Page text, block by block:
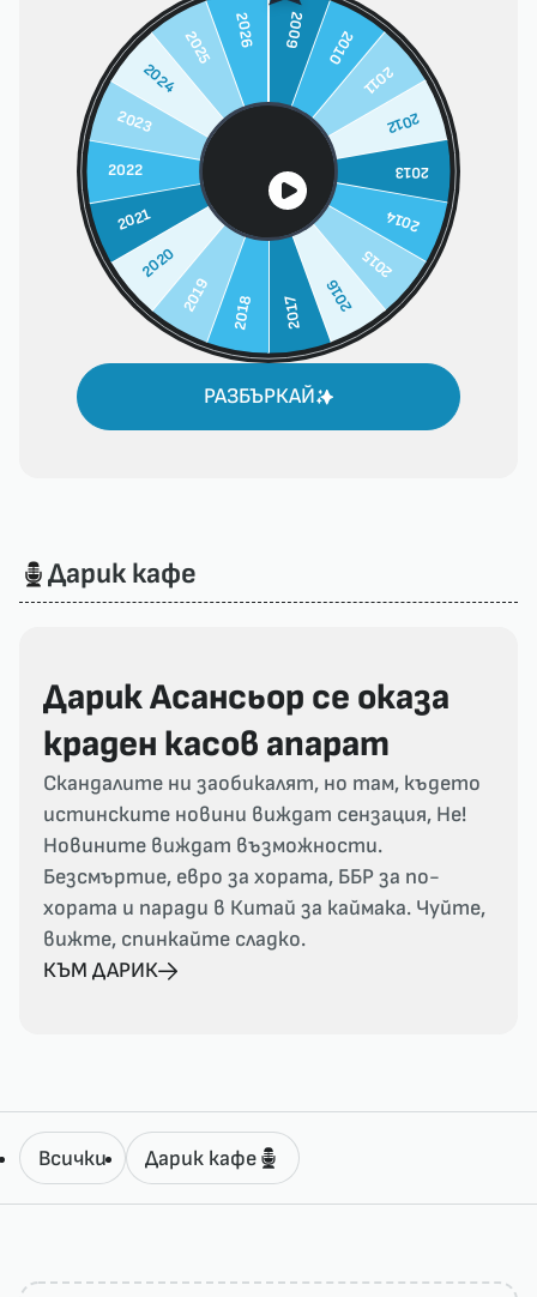
2009 2010
2011
2012
2013
2014
2015
2016
2017
2018
2019
2020
2021
2022
2023
2024
2025 2026
РАЗБЪРКАЙ
Дарик кафе
Дарик Асансьор се оказа
краден касов апарат
Скандалите ни заобикалят, но там, където
истинските новини виждат сензация, Не!
Новините виждат възможности.
Безсмъртие, евро за хората, ББР за по-
хората и паради в Китай за каймака. Чуйте,
вижте, спинкайте сладко.
КЪМ ДАРИК
Всички Дарик кафе